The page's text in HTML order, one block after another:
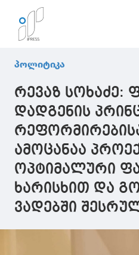
პოლიტიკა
რევაზ სოხაძე:
დადგენის
ამოცანაა
ოპტიმალური
ხარისხით და
ვადებში